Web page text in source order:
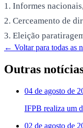
1. Informes
2. Cerceamento de
3. Eleição
← Voltar para todas as
Outras
04 de agosto de
IFPB realiza um
02 de agosto de